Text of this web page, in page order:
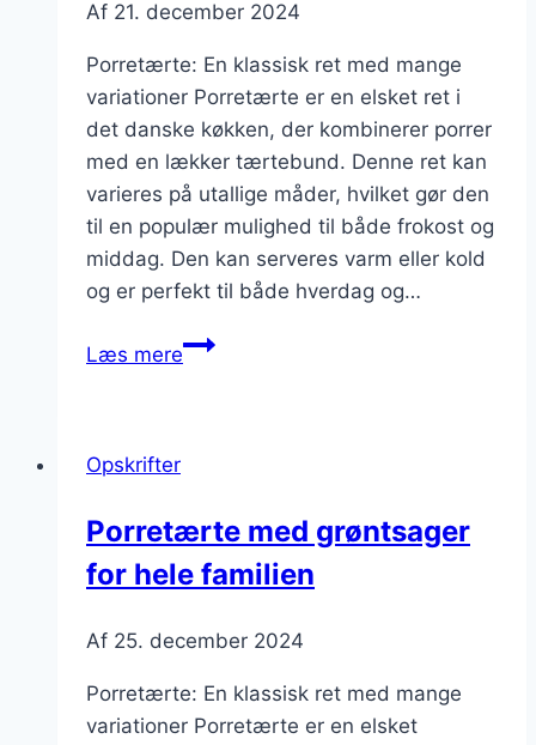
Af 21. december 2024
Porretærte: En klassisk ret med mange
variationer Porretærte er en elsket ret i
det danske køkken, der kombinerer porrer
med en lækker tærtebund. Denne ret kan
varieres på utallige måder, hvilket gør den
til en populær mulighed til både frokost og
middag. Den kan serveres varm eller kold
og er perfekt til både hverdag og…
Læs merePorretærte
Opskrifter
Porretærte med grøntsager
for hele familien
Af 25. december 2024
Porretærte: En klassisk ret med mange
variationer Porretærte er en elsket